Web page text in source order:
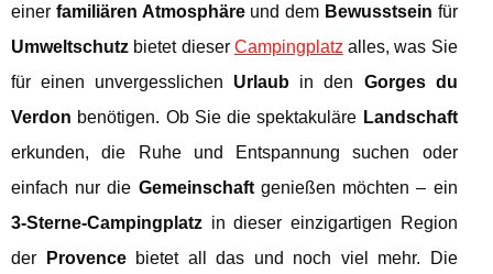
einer familiären Atmosphäreund dem Bewusstsein für
Umweltschutz bietet dieser Campingplatz alles, was Sie
für einen unvergesslichen Urlaub in den Gorges du
Verdon benötigen. Ob Sie die spektakuläre Landschaft
erkunden, die Ruhe und Entspannung suchen oder
einfach nur die Gemeinschaftgenießen möchten – ein
3-Sterne-Campingplatz in dieser einzigartigen Region
der
Provencebietet all das und noch viel mehr. Die